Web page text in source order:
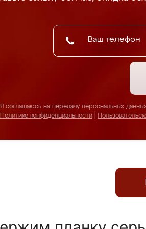
Я соглашаюсь на передачу персональных
Политике конфиденциальности